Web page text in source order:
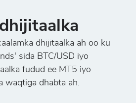
dhijitaalka ah oo ku
sida BTC/USD iyo
fudud ee MT5 iyo
waqtiga dhabta ah.